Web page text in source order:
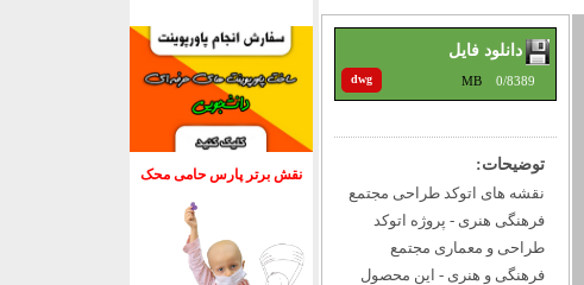
نقش برتر پارس حامی محک
دانلود فایل
dwg 0/8389
توضیحات:
نقشه های اتوکد طراحی مجتمع
فرهنگی هنری - پروژه اتوکد
طراحی و معماری مجتمع
فرهنگی و هنری - اين محصول